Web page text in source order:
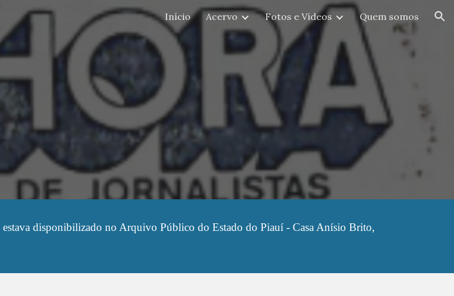
Skip to navigation
Início Acervo Fotos e Vídeos Quem somos
disponibilizado no Arquivo Público do Estado do Piauí - Casa Anísio Brito,